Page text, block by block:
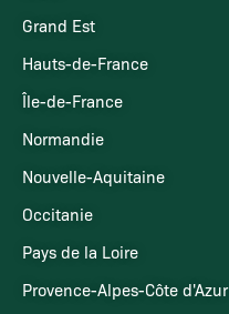
Grand Est
Hauts-de-France
Île-de-France
Normandie
Nouvelle-Aquitaine
Occitanie
Pays de la Loire
Provence-Alpes-Côte d'Azur